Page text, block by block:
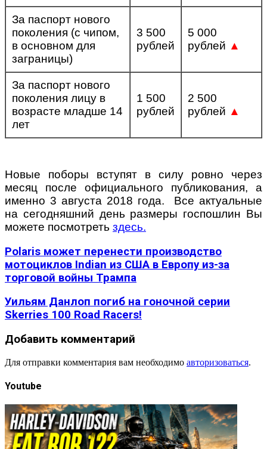
За паспорт нового
поколения (с чипом,
в основном для
заграницы)
3 500
рублей
5 000
рублей ▲
За паспорт нового
поколения лицу в
возрасте младше 14
лет
1 500
рублей
2 500
рублей ▲
Новые поборы вступят в силу ровно через
месяц после официального публикования, а
именно 3 августа 2018 года. Все актуальные
на сегодняшний день размеры госпошлин Вы
можете посмотреть здесь.
Polaris может перенести производство
мотоциклов Indian из США в Европу из-за
торговой войны Трампа
Уильям Данлоп погиб на гоночной серии
Skerries 100 Road Racers!
Добавить комментарий
Для отправки комментария вам необходимо авторизоваться.
Youtube